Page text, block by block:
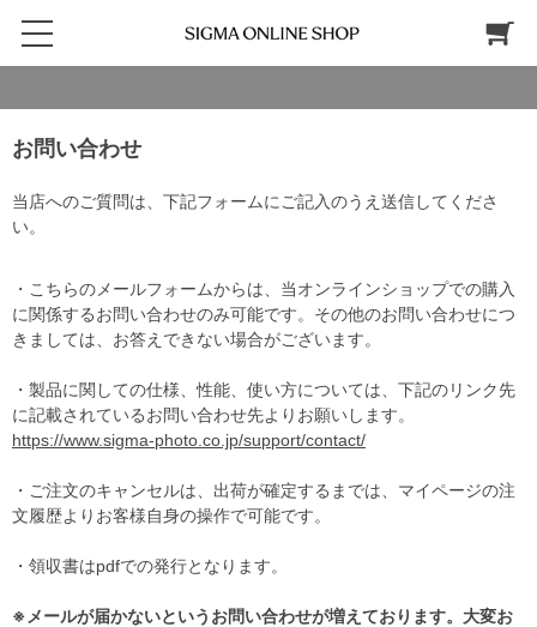
お問い合わせ
当店へのご質問は、下記フォームにご記入のうえ送信してくださ
い。
・こちらのメールフォームからは、当オンラインショップでの購入
に関係するお問い合わせのみ可能です。その他のお問い合わせにつ
きましては、お答えできない場合がございます。
・製品に関しての仕様、性能、使い方については、下記のリンク先
に記載されているお問い合わせ先よりお願いします。
https://www.sigma-photo.co.jp/support/contact/
・ご注文のキャンセルは、出荷が確定するまでは、マイページの注
文履歴よりお客様自身の操作で可能です。
・領収書はpdfでの発行となります。
※メールが届かないというお問い合わせが増えております。大変お